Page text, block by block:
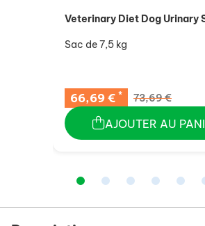
Veterinary Diet Dog Urinary
Sac de 7,5 kg
66,69 € * 73,69 €
AJOUTER AU